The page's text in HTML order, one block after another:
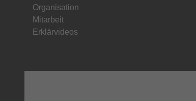
Organisation
Mitarbeit
Erklärvideos